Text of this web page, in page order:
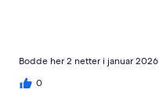
Bodde her 2 netter i januar 2026
0